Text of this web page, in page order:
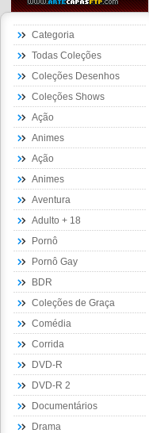
Categoria
Todas Coleções
Coleções Desenhos
Coleções Shows
Ação
Animes
Ação
Animes
Aventura
Adulto + 18
Pornô
Pornô Gay
BDR
Coleções de Graça
Comédia
Corrida
DVD-R
DVD-R 2
Documentários
Drama